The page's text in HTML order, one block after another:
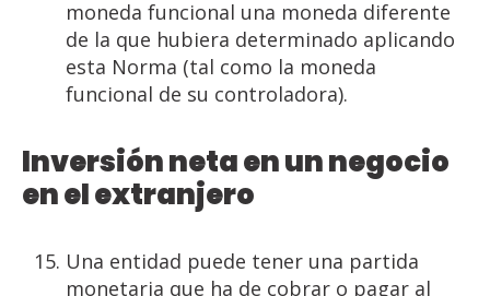
moneda funcional una moneda diferente
de la que hubiera determinado aplicando
esta Norma (tal como la moneda
funcional de su controladora).
Inversiónnetaenun negocio
enelextranjero
Una entidad puede tener una partida
monetaria que ha de cobrar o pagar al